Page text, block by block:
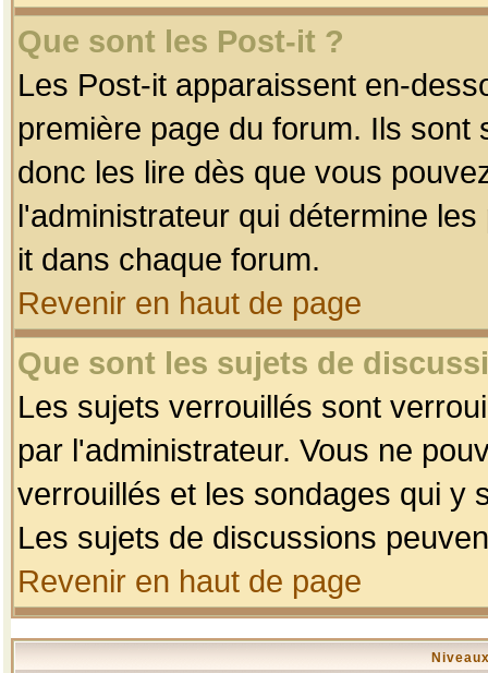
Que sont les Post-it ?
Les Post-it apparaissent en-
première page du forum. Ils
donc les lire dès que vous
l'administrateur qui détermine
it dans chaque forum.
Revenir en haut de page
Que sont les sujets de
Les sujets verrouillés sont
par l'administrateur. Vous ne
verrouillés et les sondages qui y
Les sujets de discussions
Revenir en haut de page